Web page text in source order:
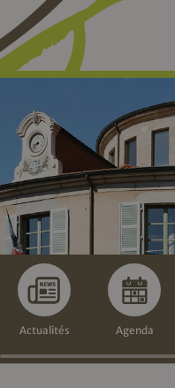
Actualités Agenda